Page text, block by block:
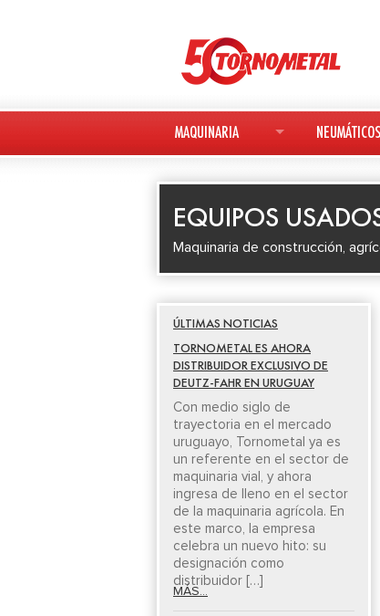
MAQUINARIA
MAQUINARIA NUEVA
MAQUINARIA USADA
DEUTZ-FAHR
AVANT
KESLA
NEUMÁTICOS
BATERÍAS
EQUIPOS
Maquinaria de construcción,
ÚLTIMAS NOTICIAS
TORNOMETAL ES AHORA
DISTRIBUIDOR EXCLUSIVO DE
DEUTZ-FAHR EN URUGUAY
Con medio siglo de
trayectoria en el mercado
uruguayo, Tornometal ya es
un referente en el sector de
maquinaria vial, y ahora
ingresa de lleno en el sector
de la maquinaria agrícola. En
este marco, la empresa
celebra un nuevo hito: su
designación como
distribuidor […]
MÁS...